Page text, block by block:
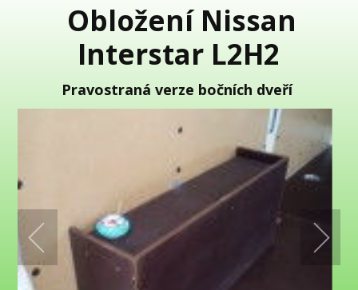
Obložení Nissan
Interstar L2H2
Pravostraná verze bočních dveří